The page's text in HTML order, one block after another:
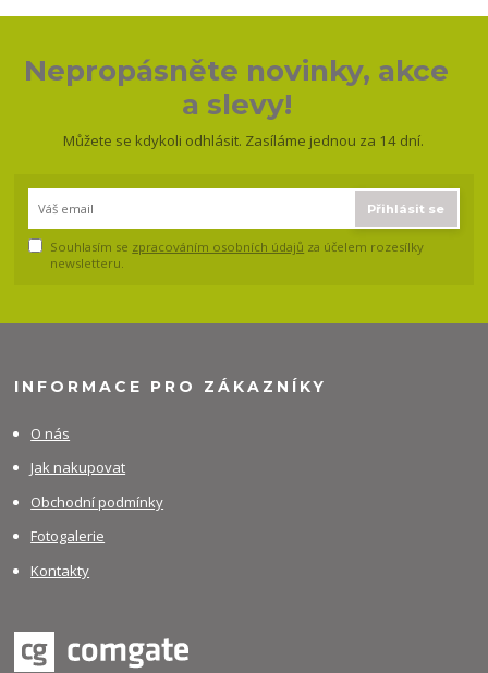
Nepropásněte novinky, akce
a slevy!
Můžete se kdykoli odhlásit. Zasíláme jednou za 14 dní.
Přihlásit se
Souhlasím se zpracováním osobních údajů za účelem rozesílky
newsletteru.
INFORMACE PRO ZÁKAZNÍKY
O nás
Jak nakupovat
Obchodní podmínky
Fotogalerie
Kontakty